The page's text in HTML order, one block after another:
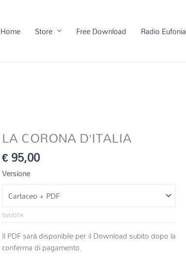
Home Store Free Download Radio Eufonia
LA CORONA D’ITALIA
€95,00
Versione
SVUOTA
Il PDF sarà disponibile per il Download subito dopo la
conferma di pagamento.